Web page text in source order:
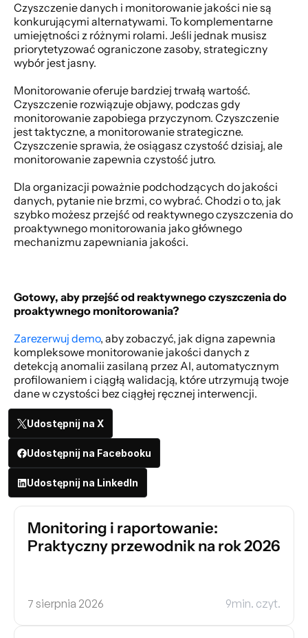
Czyszczenie danych i monitorowanie jakości nie są
konkurującymi alternatywami. To komplementarne
umiejętności z różnymi rolami. Jeśli jednak musisz
priorytetyzować ograniczone zasoby, strategiczny
wybór jest jasny.
Monitorowanie oferuje bardziej trwałą wartość.
Czyszczenie rozwiązuje objawy, podczas gdy
monitorowanie zapobiega przyczynom. Czyszczenie
jest taktyczne, a monitorowanie strategiczne.
Czyszczenie sprawia, że osiągasz czystość dzisiaj, ale
monitorowanie zapewnia czystość jutro.
Dla organizacji poważnie podchodzących do jakości
danych, pytanie nie brzmi, co wybrać. Chodzi o to, jak
szybko możesz przejść od reaktywnego czyszczenia do
proaktywnego monitorowania jako głównego
mechanizmu zapewniania jakości.
Gotowy, aby przejść od reaktywnego czyszczenia do
proaktywnego monitorowania?
Zarezerwuj demo, aby zobaczyć, jak digna zapewnia
kompleksowe monitorowanie jakości danych z
detekcją anomalii zasilaną przez AI, automatycznym
profilowaniem i ciągłą walidacją, które utrzymują twoje
dane w czystości bez ciągłej ręcznej interwencji.
Udostępnij na X
Udostępnij na Facebooku
Udostępnij na LinkedIn
Monitoring i raportowanie:
Praktyczny przewodnik na rok 2026
7 sierpnia 2026 9min. czyt.